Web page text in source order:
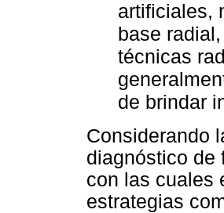
artificiales,
base
técnicas
de brindar
Considerando
diagnóstico de
con las cuales
estrategias